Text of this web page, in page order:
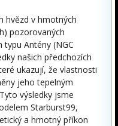
hvězd v hmotných
pozorovaných
typu Antény (NGC
našich předchozích
ukazují, že vlastnosti
jeho tepelným
výsledky jsme
Starburst99,
a hmotný příkon